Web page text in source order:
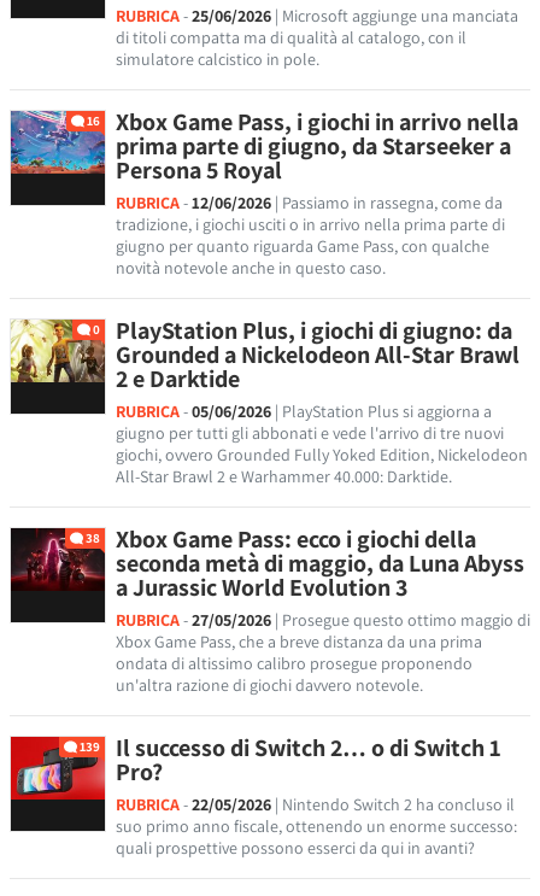
RUBRICA-25/06/2026 | Microsoft aggiunge una manciata
di titoli compatta ma di qualità al catalogo, con il
simulatore calcistico in pole.
16 Xbox Game Pass, i giochi in arrivo nella
prima parte di giugno, da Starseeker a
Persona 5 Royal
RUBRICA-12/06/2026 | Passiamo in rassegna, come da
tradizione, i giochi usciti o in arrivo nella prima parte di
giugno per quanto riguarda Game Pass, con qualche
novità notevole anche in questo caso.
0 PlayStation Plus, i giochi di giugno: da
Grounded a Nickelodeon All-Star Brawl
2 e Darktide
RUBRICA-05/06/2026 | PlayStation Plus si aggiorna a
giugno per tutti gli abbonati e vede l'arrivo di tre nuovi
giochi, ovvero Grounded Fully Yoked Edition, Nickelodeon
All-Star Brawl 2 e Warhammer 40.000: Darktide.
38 Xbox Game Pass: ecco i giochi della
seconda metà di maggio, da Luna Abyss
a Jurassic World Evolution 3
RUBRICA-27/05/2026 | Prosegue questo ottimo maggio di
Xbox Game Pass, che a breve distanza da una prima
ondata di altissimo calibro prosegue proponendo
un'altra razione di giochi davvero notevole.
139 Il successo di Switch 2… o di Switch 1
Pro?
RUBRICA-22/05/2026 | Nintendo Switch 2 ha concluso il
suo primo anno fiscale, ottenendo un enorme successo:
quali prospettive possono esserci da qui in avanti?